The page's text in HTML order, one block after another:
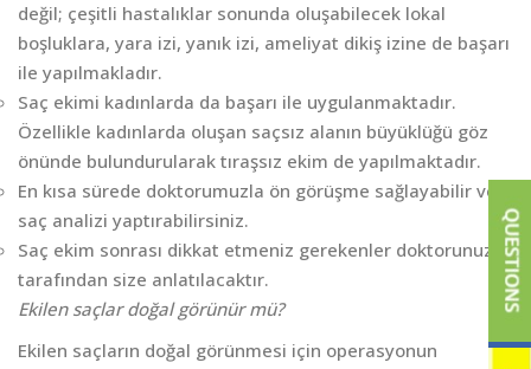
değil; çeşitli hastalıklar sonunda oluşabilecek lokal
boşluklara, yara izi, yanık izi, ameliyat dikiş izine de başarı
ile yapılmakladır.
Saç ekimi kadınlarda da başarı ile uygulanmaktadır.
Özellikle kadınlarda oluşan saçsız alanın büyüklüğü göz
önünde bulundurularak tıraşsız ekim de yapılmaktadır.
En kısa sürede doktorumuzla ön görüşme sağlayabilir ve
saç analizi yaptırabilirsiniz.
Saç ekim sonrası dikkat etmeniz gerekenler doktorunuz
tarafından size anlatılacaktır.
Ekilen saçlar doğal görünür mü?
Ekilen saçların doğal görünmesi için operasyonun